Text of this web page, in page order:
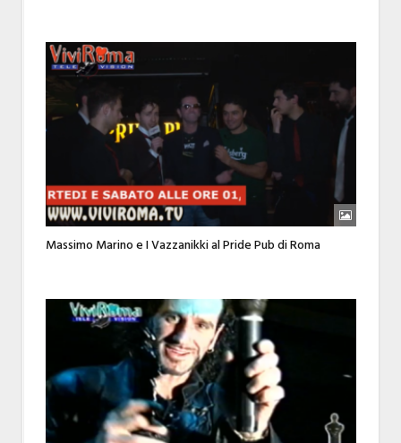
Massimo Marino e I Vazzanikki al Pride Pub di Roma